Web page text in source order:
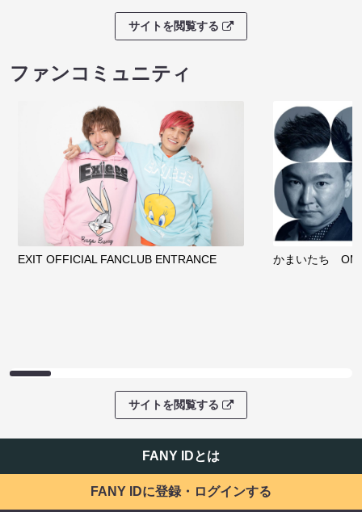
サイトを閲覧する
ファンコミュニティ
EXIT OFFICIAL FANCLUB ENTRANCE かまいたち
サイトを閲覧する
FANY IDとは
FANY IDに登録・ログインする